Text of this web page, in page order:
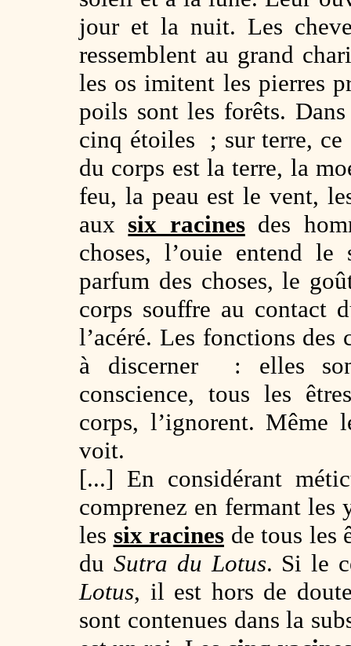
jour et la nuit. Les
ressemblent au grand
les os imitent les pierres
poils sont les forêts.
cinq étoiles ; sur terre,
du corps est la terre, la
feu, la peau est le vent,
aux six racinesdes
choses, l’ouie entend le
parfum des choses, le
corps souffre au contact
l’acéré. Les fonctions
à discerner : elles
conscience, tous les
corps, l’ignorent.
voit.
[...] En considérant
comprenez en fermant
les six racines de tous les
du Sutra du Lotus. Si le
Lotus, il est hors de
sont contenues dans la